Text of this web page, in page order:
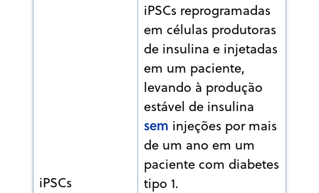
iPSCs
iPSCs reprogramadas
em células produtoras
de insulina e injetadas
em um paciente,
levando à produção
estável de insulina
sem injeções por mais
de um ano em um
paciente com diabetes
tipo 1.